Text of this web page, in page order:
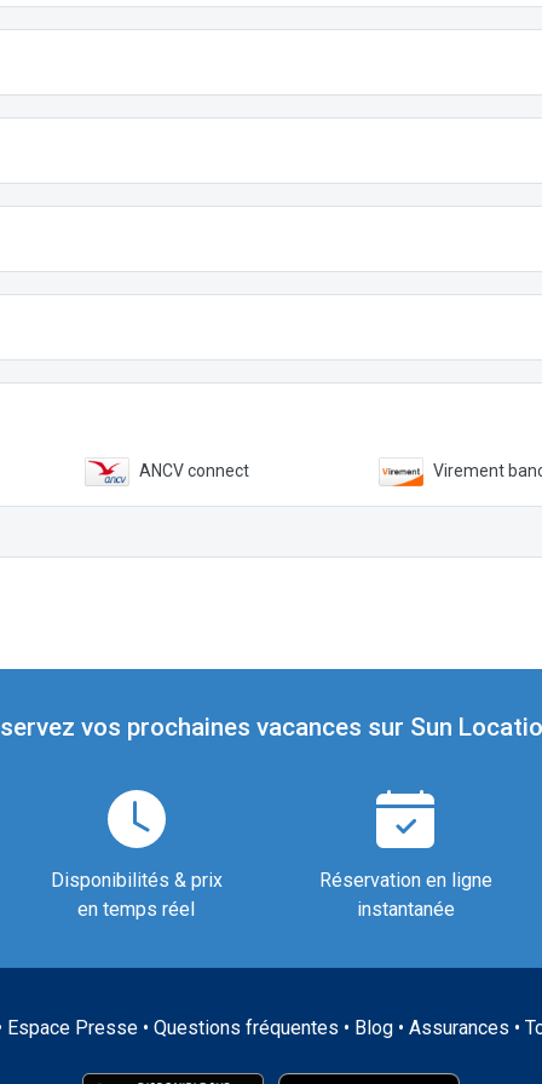
ANCV connect Virement
vos prochaines vacances sur Sun
Disponibilités & prix
en temps réel
Réservation en ligne
instantanée
Espace Presse• Questions fréquentes • Blog• Assurances •